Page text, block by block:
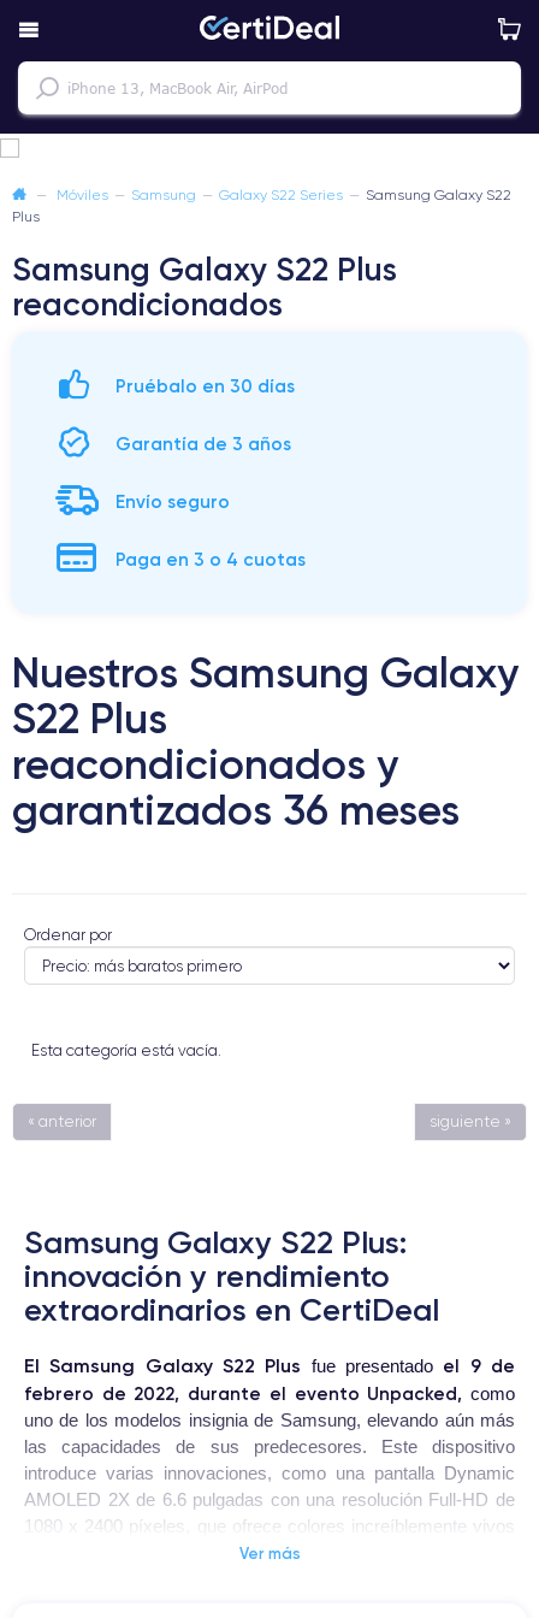
— Móviles — Samsung — Galaxy S22 Series — Samsung Galaxy S22
Plus
Samsung Galaxy S22 Plus
reacondicionados
Pruébalo en 30 días
Garantía de 3 años
Envío seguro
Paga en 3 o 4 cuotas
Nuestros Samsung Galaxy
S22 Plus
reacondicionados y
garantizados 36 meses
Ordenar por
Esta categoría está vacía.
« anterior siguiente »
Samsung Galaxy S22 Plus:
innovación y rendimiento
extraordinarios en CertiDeal
El Samsung Galaxy S22 Plus fue presentado el 9 de
febrero de 2022, durante el evento Unpacked, como
uno de los modelos insignia de Samsung, elevando aún más
las capacidades de sus predecesores. Este dispositivo
introduce varias innovaciones, como una pantalla Dynamic
AMOLED 2X de 6.6 pulgadas con una resolución Full-HD de
1080 x 2400 píxeles, que ofrece colores increíblemente vivos
y un contraste impecable. Está impulsado por el potente
Ver más